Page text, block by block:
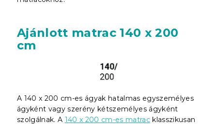
Ajánlott matrac 140 x 200
cm
A 140 x 200 cm-es ágyak hatalmas egyszemélyes
ágyként vagy szerény kétszemélyes ágyként
szolgálnak. A 140 x 200 cm-es matrac klasszikusan